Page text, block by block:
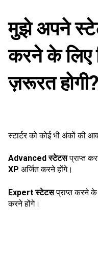
मुझे अपने
करने के लिए
ज़रूरत होगी?
स्टार्टर को कोई भी अंकों की
Advanced स्टेटसप्राप्त
XP अर्जित करने होंगे।
Expert स्टेटसप्राप्त करने
करने होंगे।